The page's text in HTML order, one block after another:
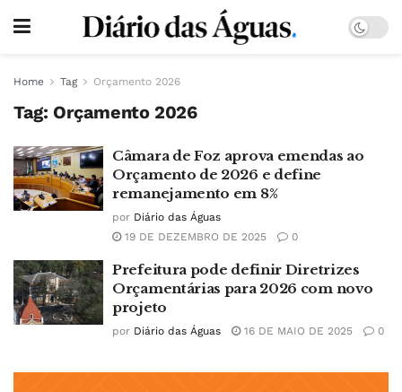
Home Tag Orçamento 2026
Tag: Orçamento 2026
Câmara de Foz aprova emendas ao
Orçamento de 2026 e define
remanejamento em 8%
por Diário das Águas
19 DE DEZEMBRO DE 2025
0
Prefeitura pode definir Diretrizes
Orçamentárias para 2026 com novo
projeto
por Diário das Águas 16 DE MAIO DE 2025 0